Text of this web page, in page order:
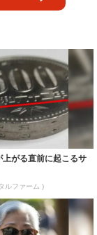
上がる直前に起こるサ
ルファーム )